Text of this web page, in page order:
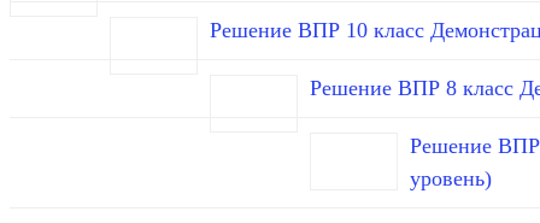
Решение ВПР 10 класс
Решение ВПР 8 класс
Решение ВПР
уровень)